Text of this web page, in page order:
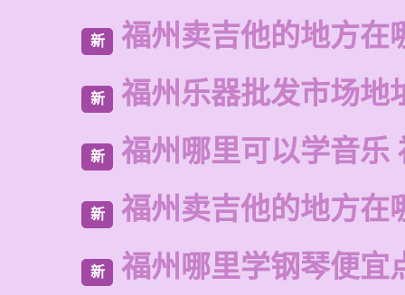
新 福州卖吉他的地方在
新 福州乐器批发市场地
新 福州哪里可以学音乐
新 福州卖吉他的地方在
新 福州哪里学钢琴便宜